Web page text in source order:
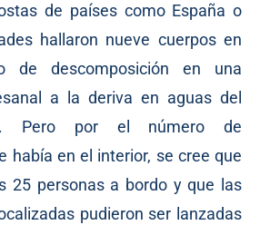
de países como España o
hallaron nueve cuerpos en
de descomposición en una
a la deriva en aguas del
Pero por el número de
había en el interior, se cree que
25 personas a bordo y que las
pudieron ser lanzadas